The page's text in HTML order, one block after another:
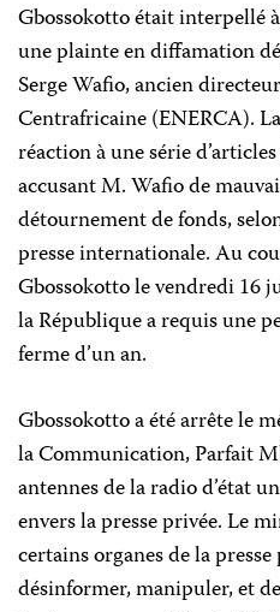
Gbossokotto était interpellé
une plainte en diffamation
Serge Wafio, ancien
Centrafricaine (ENERCA).
réaction à une série
accusant M. Wafio de
détournement de fonds,
presse internationale. Au
Gbossokotto le vendredi 16
la République a requis une
ferme d’un an.
Gbossokotto a été arrête le
la Communication, Parfait
antennes de la radio d’état
envers la presse privée. Le
certains organes de la
désinformer, manipuler, et